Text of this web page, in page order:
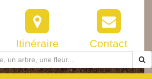
Itinéraire Contact